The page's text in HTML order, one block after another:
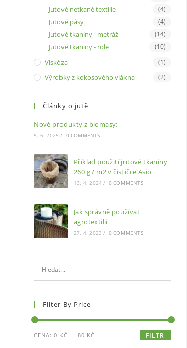
Jutové netkané textilie (4)
Jutové pásy (4)
Jutové tkaniny - metráž (14)
Jutové tkaniny - role (10)
Viskóza (1)
Výrobky z kokosového vlákna (2)
Články o jutě
Nové produkty z biomasy:
5. 6. 2025 / 0 COMMENTS
Příklad použití jutové tkaniny
260 g / m2 v čističce Asio
13. 4. 2024 / 0 COMMENTS
Jak správně používat
agrotextilii
27. 4. 2023 / 0 COMMENTS
Filter By Price
Minimální
Maximální
FILTR
CENA:0 KČ —80 KČ